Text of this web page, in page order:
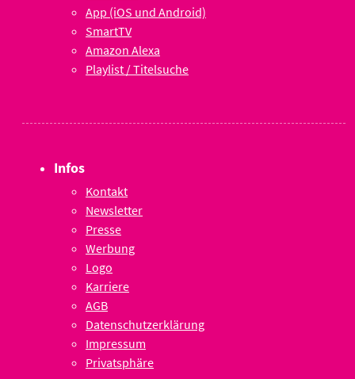
App (iOS und Android)
SmartTV
Amazon Alexa
Playlist / Titelsuche
Infos
Kontakt
Newsletter
Presse
Werbung
Logo
Karriere
AGB
Datenschutzerklärung
Impressum
Privatsphäre